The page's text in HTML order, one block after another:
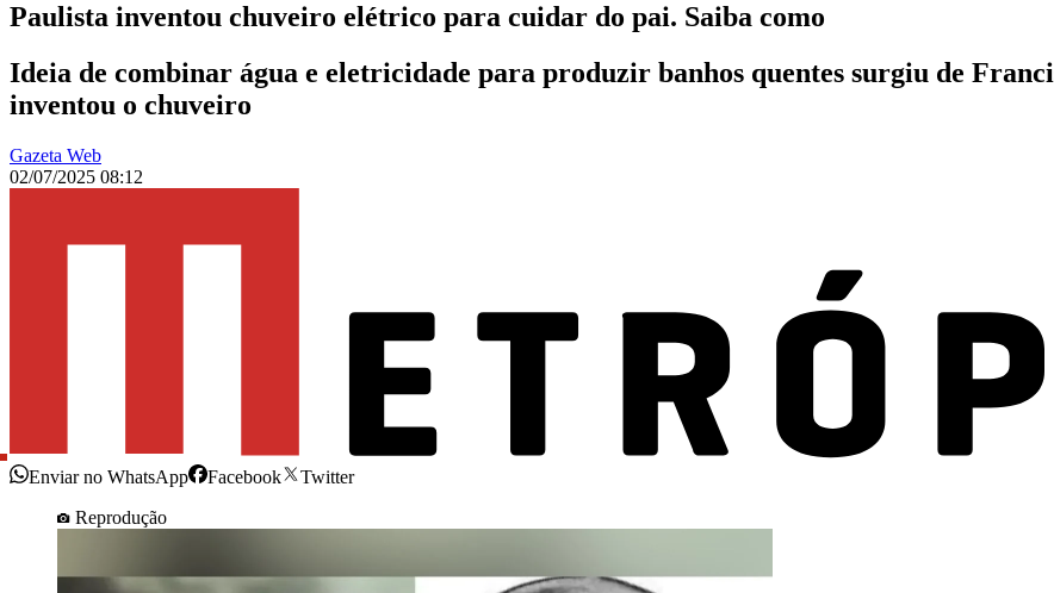
Paulista inventou chuveiro elétrico para cuidar do pai. Saiba como
Ideia de combinar água e eletricidade para produzir banhos quentes surgiu de
inventou o chuveiro
Gazeta Web
02/07/2025 08:12
Enviar no WhatsApp Facebook
Twitter
Reprodução